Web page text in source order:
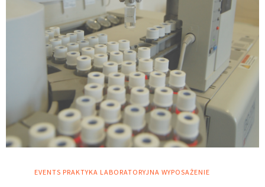
EVENTS PRAKTYKA LABORATORYJNA WYPOSAŻENIE